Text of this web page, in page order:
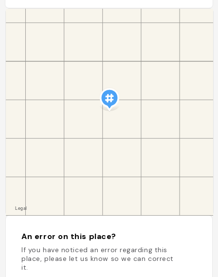
An error on this place?
If you have noticed an error regarding this
place, please let us know so we can correct
it.